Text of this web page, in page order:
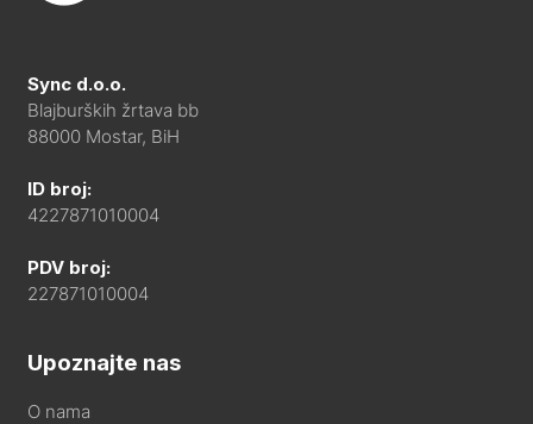
Sync d.o.o.
Blajburških žrtava bb
88000 Mostar, BiH
ID broj:
4227871010004
PDV broj:
227871010004
Upoznajte nas
O nama